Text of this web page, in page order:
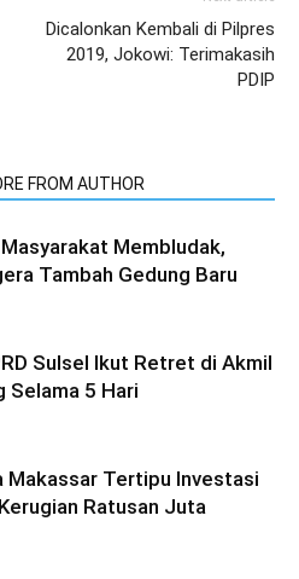
Dicalonkan Kembali di Pilpres
2019, Jokowi: Terimakasih
PDIP
FROM AUTHOR
Membludak,
Tambah Gedung Baru
Sulsel Ikut Retret di Akmil
Selama 5 Hari
Makassar Tertipu Investasi
Ratusan Juta